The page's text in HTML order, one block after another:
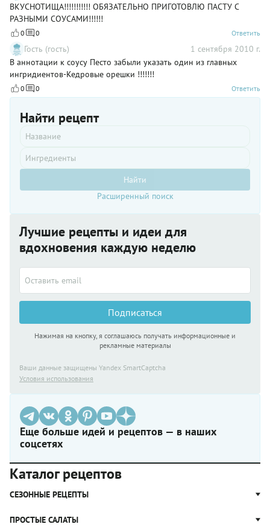
Поняв
приготовить
собственный,
Песто,
ПЕСТО.
указанного
ниже
количества
выход
продукта
составит
1200 г.
принципе,
нехитрое.
ВКУСНОТИЩА!!!!!!!!!!! ОБЯЗАТЕЛЬНО ПРИГОТОВЛЮ ПАСТУ С
РАЗНЫМИ СОУСАМИ!!!!!!
0 0 Ответить
Гость (гость)
1 сентября 2010 г.
В аннотации к соусу Песто забыли указать один из главных
ингридиентов-Кедровые орешки !!!!!!!
0 0 Ответить
Найти рецепт
Найти
Расширенный поиск
Лучшие рецепты и идеи для
вдохновения каждую неделю
Подписаться
Нажимая на кнопку, я соглашаюсь получать информационные и
рекламные материалы
Ваши данные защищены Yandex SmartCaptcha
Условия использования
Еще больше идей и рецептов — в наших
соцсетях
Каталог рецептов
СЕЗОННЫЕ РЕЦЕПТЫ
Рецепты из капусты
ПРОСТЫЕ САЛАТЫ